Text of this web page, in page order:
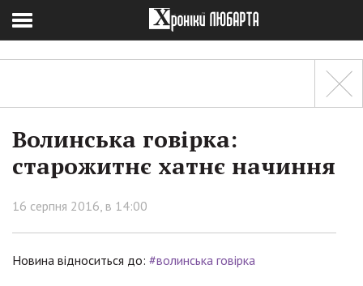
Волинська говірка:
старожитнє хатнє начиння
16 серпня 2016, в 14:00
Новина відноситься до: #волинська говірка